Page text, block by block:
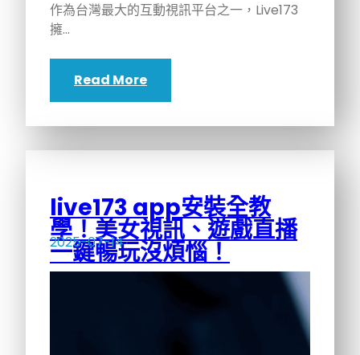
作為台灣最大的互動視訊平台之一，Live173
擁…
Read More
live173 app安裝全教
學！美女視訊、遊戲直播
一鍵暢玩沒煩惱！
2025-07-14